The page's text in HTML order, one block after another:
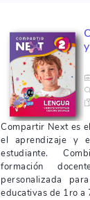
Compartir Next es
el aprendizaje y
estudiante.
formación
personalizada
educativas de 1ro a